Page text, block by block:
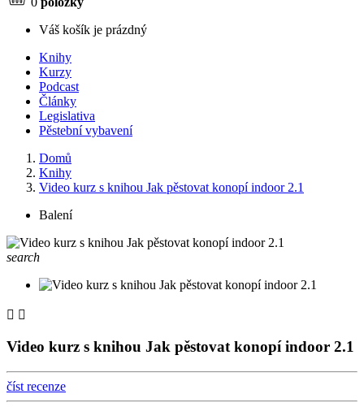
Váš košík je prázdný
Knihy
Kurzy
Podcast
Články
Legislativa
Pěstební vybavení
Domů
Knihy
Video kurz s knihou Jak pěstovat konopí indoor 2.1
Balení
search
 
Video kurz s knihou Jak pěstovat konopí indoor 2.1
číst recenze